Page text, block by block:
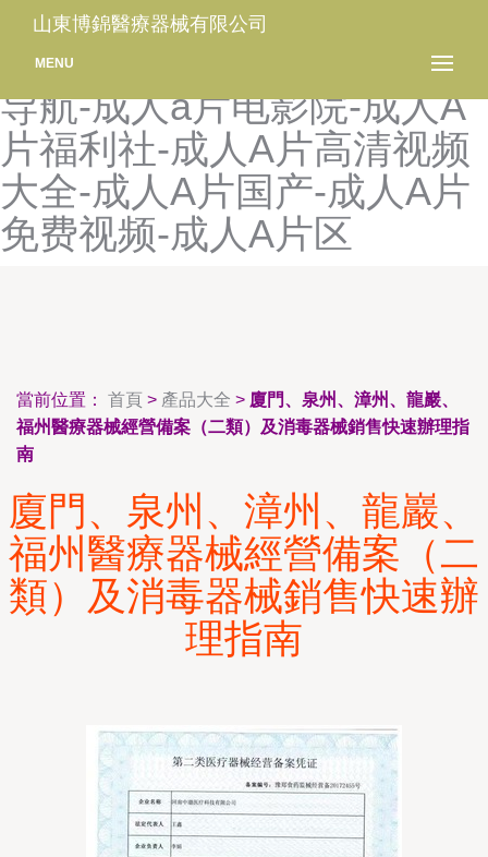
成人AV作爱自淫网站-成人A
级网-成人A片插B-成人A片
导航-成人a片电影院-成人A
片福利社-成人A片高清视频
大全-成人A片国产-成人A片
免费视频-成人A片区
山東博錦醫療器械有限公司
MENU
當前位置： 首頁 > 產品大全 > 廈門、泉州、漳州、龍巖、
福州醫療器械經營備案（二類）及消毒器械銷售快速辦理指
南
廈門、泉州、漳州、龍巖、
福州醫療器械經營備案（二
類）及消毒器械銷售快速辦
理指南